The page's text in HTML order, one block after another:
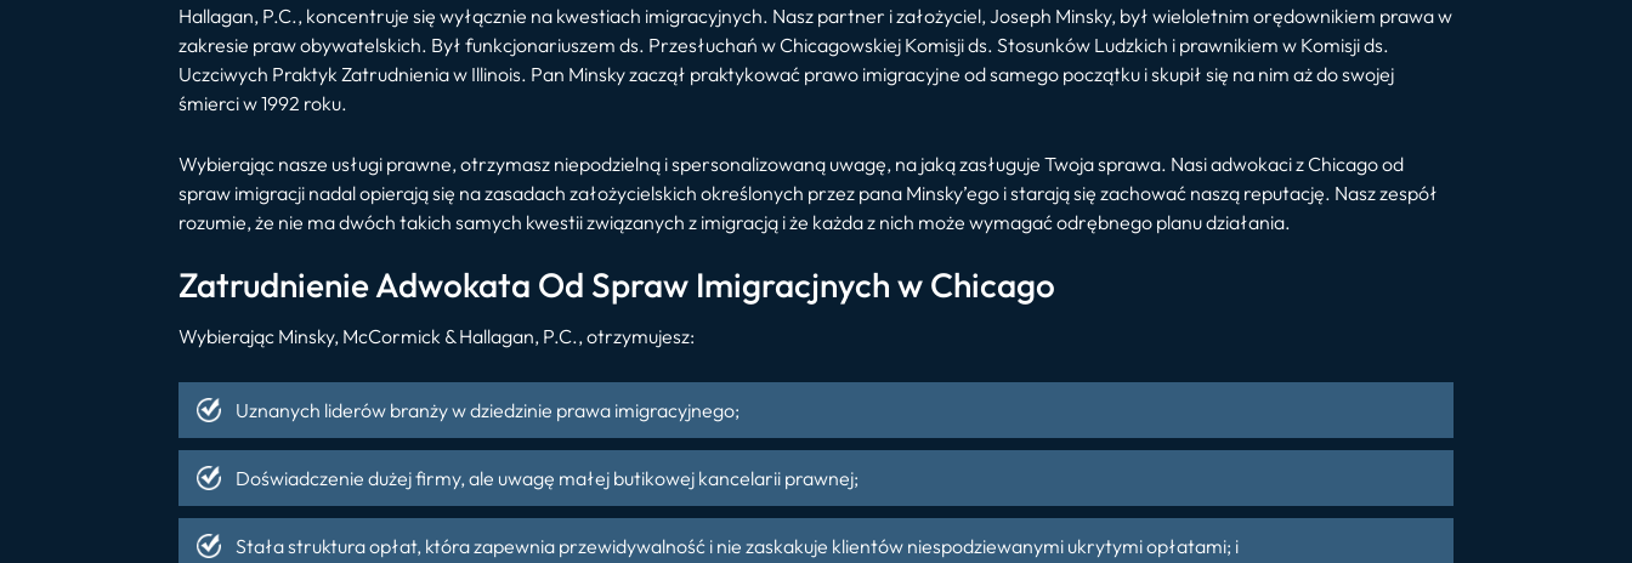
Hallagan, P.C., koncentruje się wyłącznie na kwestiach imigracyjnych. Nasz partner i założyciel, Joseph Minsky, był wieloletnim orędownikiem prawa w
zakresie praw obywatelskich. Był funkcjonariuszem ds. Przesłuchań w Chicagowskiej Komisji ds. Stosunków Ludzkich i prawnikiem w Komisji ds.
Uczciwych Praktyk Zatrudnienia w Illinois. Pan Minsky zaczął praktykować prawo imigracyjne od samego początku i skupił się na nim aż do swojej
śmierci w 1992 roku.
Wybierając nasze usługi prawne, otrzymasz niepodzielną i spersonalizowaną uwagę, na jaką zasługuje Twoja sprawa. Nasi adwokaci z Chicago od
spraw imigracji nadal opierają się na zasadach założycielskich określonych przez pana Minsky’ego i starają się zachować naszą reputację. Nasz zespół
rozumie, że nie ma dwóch takich samych kwestii związanych z imigracją i że każda z nich może wymagać odrębnego planu działania.
Zatrudnienie Adwokata Od Spraw Imigracjnych w Chicago
Wybierając Minsky, McCormick & Hallagan, P.C., otrzymujesz:
Uznanych liderów branży w dziedzinie prawa imigracyjnego;
Doświadczenie dużej firmy, ale uwagę małej butikowej kancelarii prawnej;
Stała struktura opłat, która zapewnia przewidywalność i nie zaskakuje klientów niespodziewanymi ukrytymi opłatami; i